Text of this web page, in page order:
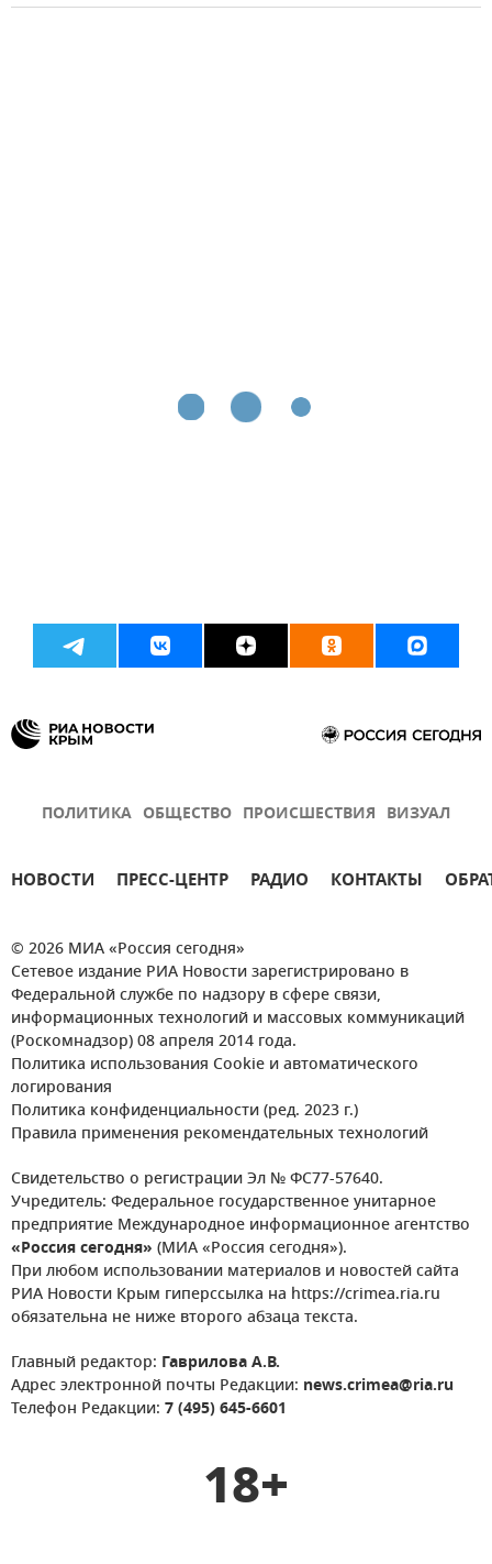
ПОЛИТИКА ОБЩЕСТВО ПРОИСШЕСТВИЯ ВИЗУАЛ
НОВОСТИ ПРЕСС-ЦЕНТР РАДИО КОНТАКТЫ
© 2026 МИА «Россия сегодня»
Сетевое издание РИА Новости зарегистрировано в
Федеральной службе по надзору в сфере связи,
информационных технологий и массовых коммуникаций
(Роскомнадзор) 08 апреля 2014 года.
Политика использования Cookie и автоматического
логирования
Политика конфиденциальности (ред. 2023 г.)
Правила применения рекомендательных технологий
Свидетельство о регистрации Эл № ФС77-57640.
Учредитель: Федеральное государственное унитарное
предприятие Международное информационное агентство
«Россия сегодня» (МИА «Россия сегодня»).
При любом использовании материалов и новостей сайта
РИА Новости Крым гиперссылка на https://crimea.ria.ru
обязательна не ниже второго абзаца текста.
Главный редактор: Гаврилова А.В.
Адрес электронной почты Редакции: news.crimea@ria.ru
Телефон Редакции: 7 (495) 645-6601
18+